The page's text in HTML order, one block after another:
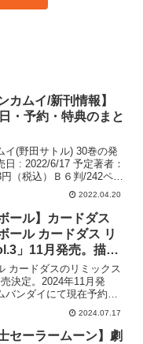
カムイ/新刊情報】
・予約・特典のまと
イ(野田サトル) 30巻の発
日 : ‎2022/6/17 予定著者：
（税込）Ｂ６判/242ペー
08-892294-2特典無し【今
】⁰『#ゴールデンカ...
2022.04.20
ール】カードダス
ール カードダス リ
」11月発売。描き
む全86種+特製ガイ
ウターカード。
カードダスのリミックス
決定。2024年11月発
バンダイにて現在予約受
ゴンボール カードダス リ
バードスタジオ／集英
ーション参考価格7,700...
2024.07.17
セーラームーン】劇